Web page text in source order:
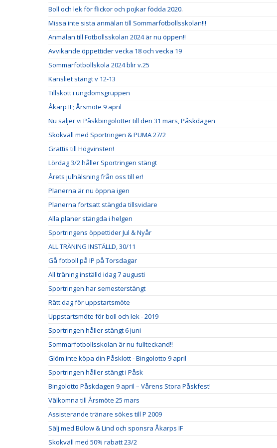
Boll och lek för flickor och pojkar födda 2020.
Missa inte sista anmälan till Sommarfotbollsskolan!!!
Anmälan till Fotbollsskolan 2024 är nu öppen!!
Avvikande öppettider vecka 18 och vecka 19
Sommarfotbollskola 2024 blir v.25
Kansliet stängt v 12-13
Tillskott i ungdomsgruppen
Åkarp IF; Årsmöte 9 april
Nu säljer vi Påskbingolotter till den 31 mars, Påskdagen
Skokväll med Sportringen & PUMA 27/2
Grattis till Högvinsten!
Lördag 3/2 håller Sportringen stängt
Årets julhälsning från oss till er!
Planerna är nu öppna igen
Planerna fortsatt stängda tillsvidare
Alla planer stängda i helgen
Sportringens öppettider Jul & Nyår
ALL TRÄNING INSTÄLLD, 30/11
Gå fotboll på IP på Torsdagar
All träning inställd idag 7 augusti
Sportringen har semesterstängt
Rätt dag för uppstartsmöte
Uppstartsmöte för boll och lek - 2019
Sportringen håller stängt 6 juni
Sommarfotbollsskolan är nu fullteckand!!
Glöm inte köpa din Påsklott - Bingolotto 9 april
Sportringen håller stängt i Påsk
Bingolotto Påskdagen 9 april – Vårens Stora Påskfest!
Välkomna till Årsmöte 25 mars
Assisterande tränare sökes till P 2009
Sälj med Bülow & Lind och sponsra Åkarps IF
Skokväll med 50% rabatt 23/2